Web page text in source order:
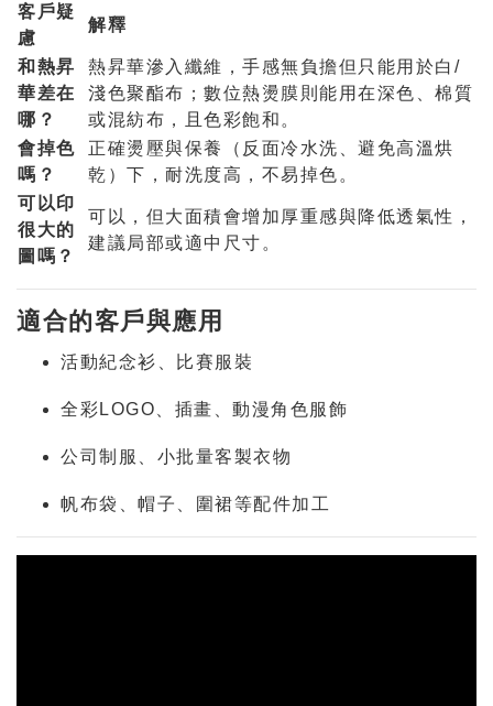
客戶疑
慮
解釋
和熱昇
華差在
哪？
熱昇華滲入纖維，手感無負擔但只能用於白/
淺色聚酯布；數位熱燙膜則能用在深色、棉質
或混紡布，且色彩飽和。
會掉色
嗎？
正確燙壓與保養（反面冷水洗、避免高溫烘
乾）下，耐洗度高，不易掉色。
可以印
很大的
圖嗎？
可以，但大面積會增加厚重感與降低透氣性，
建議局部或適中尺寸。
適合的客戶與應用
活動紀念衫、比賽服裝
全彩LOGO、插畫、動漫角色服飾
公司制服、小批量客製衣物
帆布袋、帽子、圍裙等配件加工